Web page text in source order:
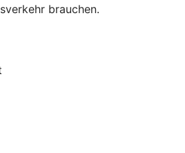
brauchen.